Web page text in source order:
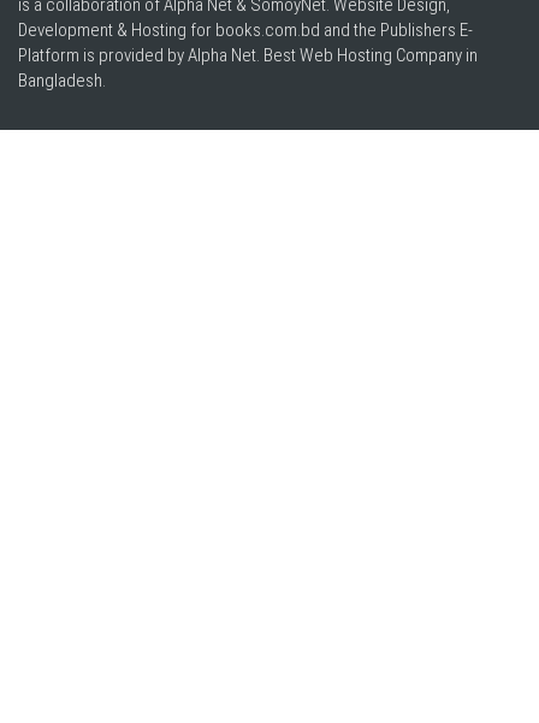
is a collaboration of Alpha Net & SomoyNet. Website Design,
Development & Hosting for books.com.bd and the Publishers E-
Platform is provided by Alpha Net. BestWeb Hosting Company in
Bangladesh.